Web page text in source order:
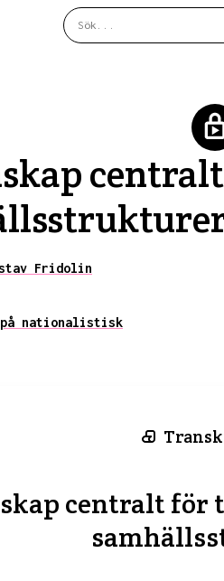
Fridolin
på nationalistisk
centralt